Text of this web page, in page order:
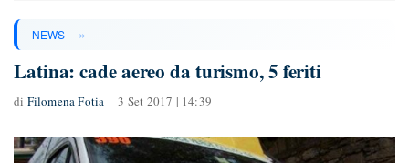
NEWS »
Latina: cade aereo da turismo, 5 feriti
di Filomena Fotia 3 Set 2017 | 14:39